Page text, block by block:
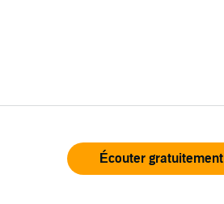
Écouter gratuitement